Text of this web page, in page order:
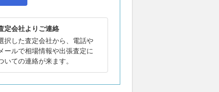
定会社よりご連絡
択した査定会社から、電話や
ールで相場情報や出張査定に
いての連絡が来ます。